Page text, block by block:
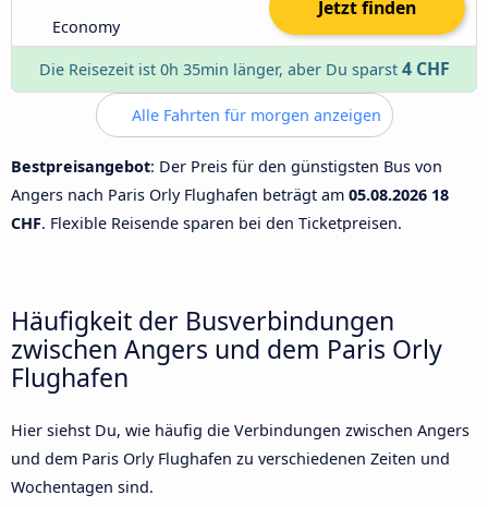
Economy
Jetzt finden
Die Reisezeit ist 0h 35min länger, aber Du sparst 4 CHF
Alle Fahrten für morgen anzeigen
Bestpreisangebot: Der Preis für den günstigsten Bus von
Angers nach Paris Orly Flughafen beträgt am 05.08.2026 18
CHF. Flexible Reisende sparen bei den Ticketpreisen.
Häufigkeit der Busverbindungen
zwischen Angers und dem Paris Orly
Flughafen
Hier siehst Du, wie häufig die Verbindungen zwischen Angers
und dem Paris Orly Flughafen zu verschiedenen Zeiten und
Wochentagen sind.